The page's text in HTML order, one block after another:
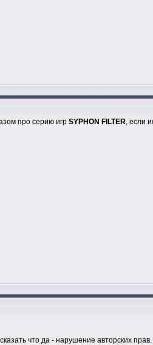
про серию игр SYPHON FILTER, если
что да - нарушение авторских